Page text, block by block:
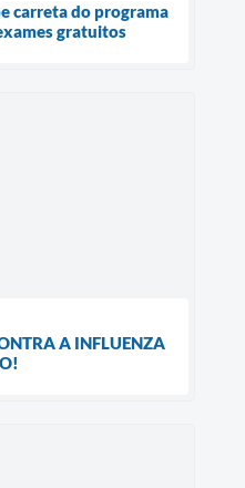
carreta do programa
gratuitos
A INFLUENZA